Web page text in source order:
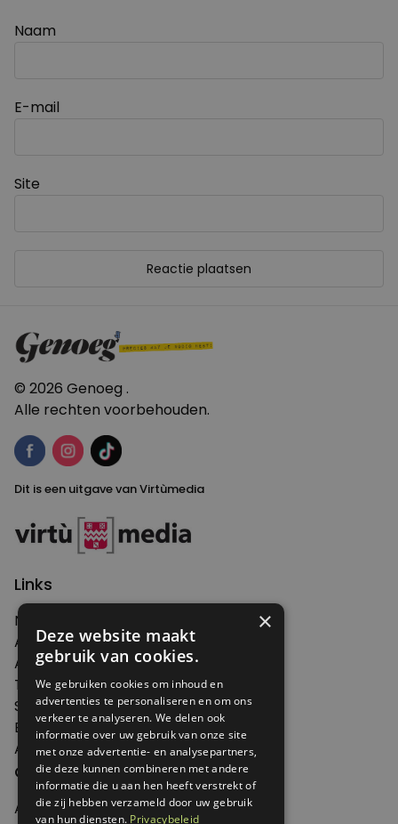
Naam
E-mail
Site
© 2026 Genoeg .
Alle rechten voorbehouden.
Dit is een uitgave van Virtùmedia
Links
Nieuws
Artikelen
Agenda
Thema's
Shop
Edities
Abonneren
Over Genoeg
Adverteren
×
Deze website maakt
gebruik van cookies.
We gebruiken cookies om inhoud en
advertenties te personaliseren en om ons
verkeer te analyseren. We delen ook
informatie over uw gebruik van onze site
met onze advertentie- en analysepartners,
die deze kunnen combineren met andere
informatie die u aan hen heeft verstrekt of
die zij hebben verzameld door uw gebruik
van hun diensten. Privacybeleid